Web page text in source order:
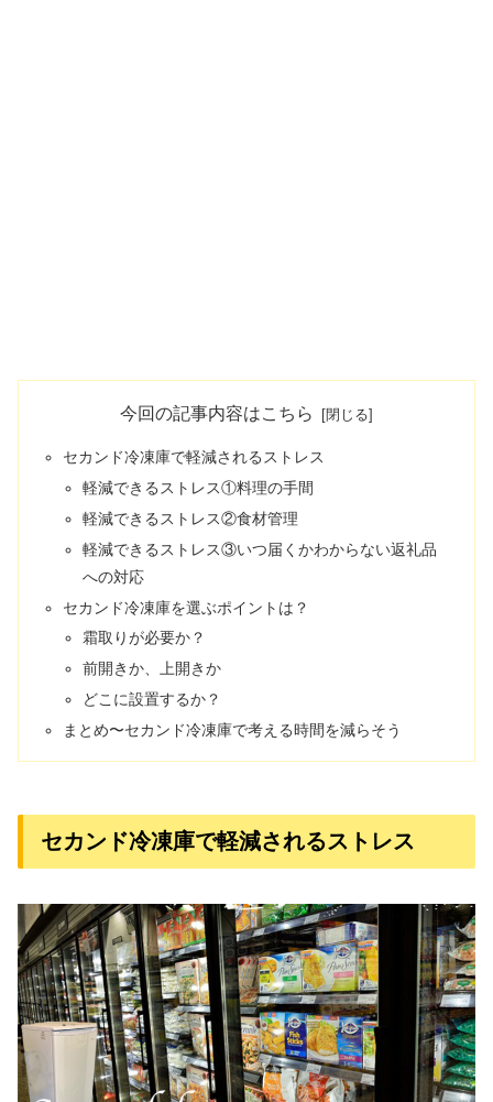
今回の記事内容はこちら
セカンド冷凍庫で軽減されるストレス
軽減できるストレス①料理の手間
軽減できるストレス②食材管理
軽減できるストレス③いつ届くかわからない返礼品
への対応
セカンド冷凍庫を選ぶポイントは？
霜取りが必要か？
前開きか、上開きか
どこに設置するか？
まとめ〜セカンド冷凍庫で考える時間を減らそう
セカンド冷凍庫で軽減されるストレス